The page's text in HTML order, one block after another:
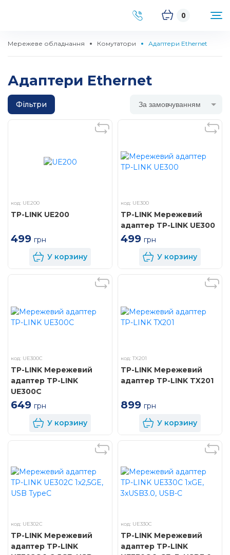
0
Мережеве обладнання Комутатори Адаптери Ethernet
Адаптери Ethernet
Фільтри За замовчуванням
код: UE200
TP-LINK UE200
499 грн
У корзину
код: UE300
TP-LINK Мережевий
адаптер TP-LINK UE300
499 грн
У корзину
код: UE300C
TP-LINK Мережевий
адаптер TP-LINK
UE300C
649 грн
У корзину
код: TX201
TP-LINK Мережевий
адаптер TP-LINK TX201
899 грн
У корзину
код: UE302C
TP-LINK Мережевий
адаптер TP-LINK
код: UE330C
TP-LINK Мережевий
адаптер TP-LINK